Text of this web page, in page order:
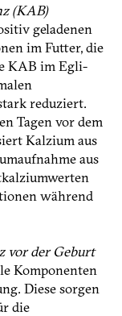
(KAB)
geladenen
im Futter, die
KAB im Egli-
reduziert.
Tagen vor dem
Kalzium aus
aus
während
vor der Geburt
Komponenten
Diese sorgen
die